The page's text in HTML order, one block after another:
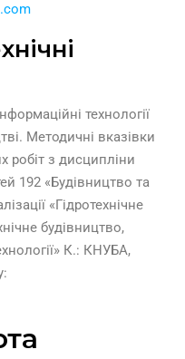
технології
Методичні вказівки
робіт з дисципліни
192 «Будівництво та
«Гідротехнічне
будівництво,
К.: КНУБА,